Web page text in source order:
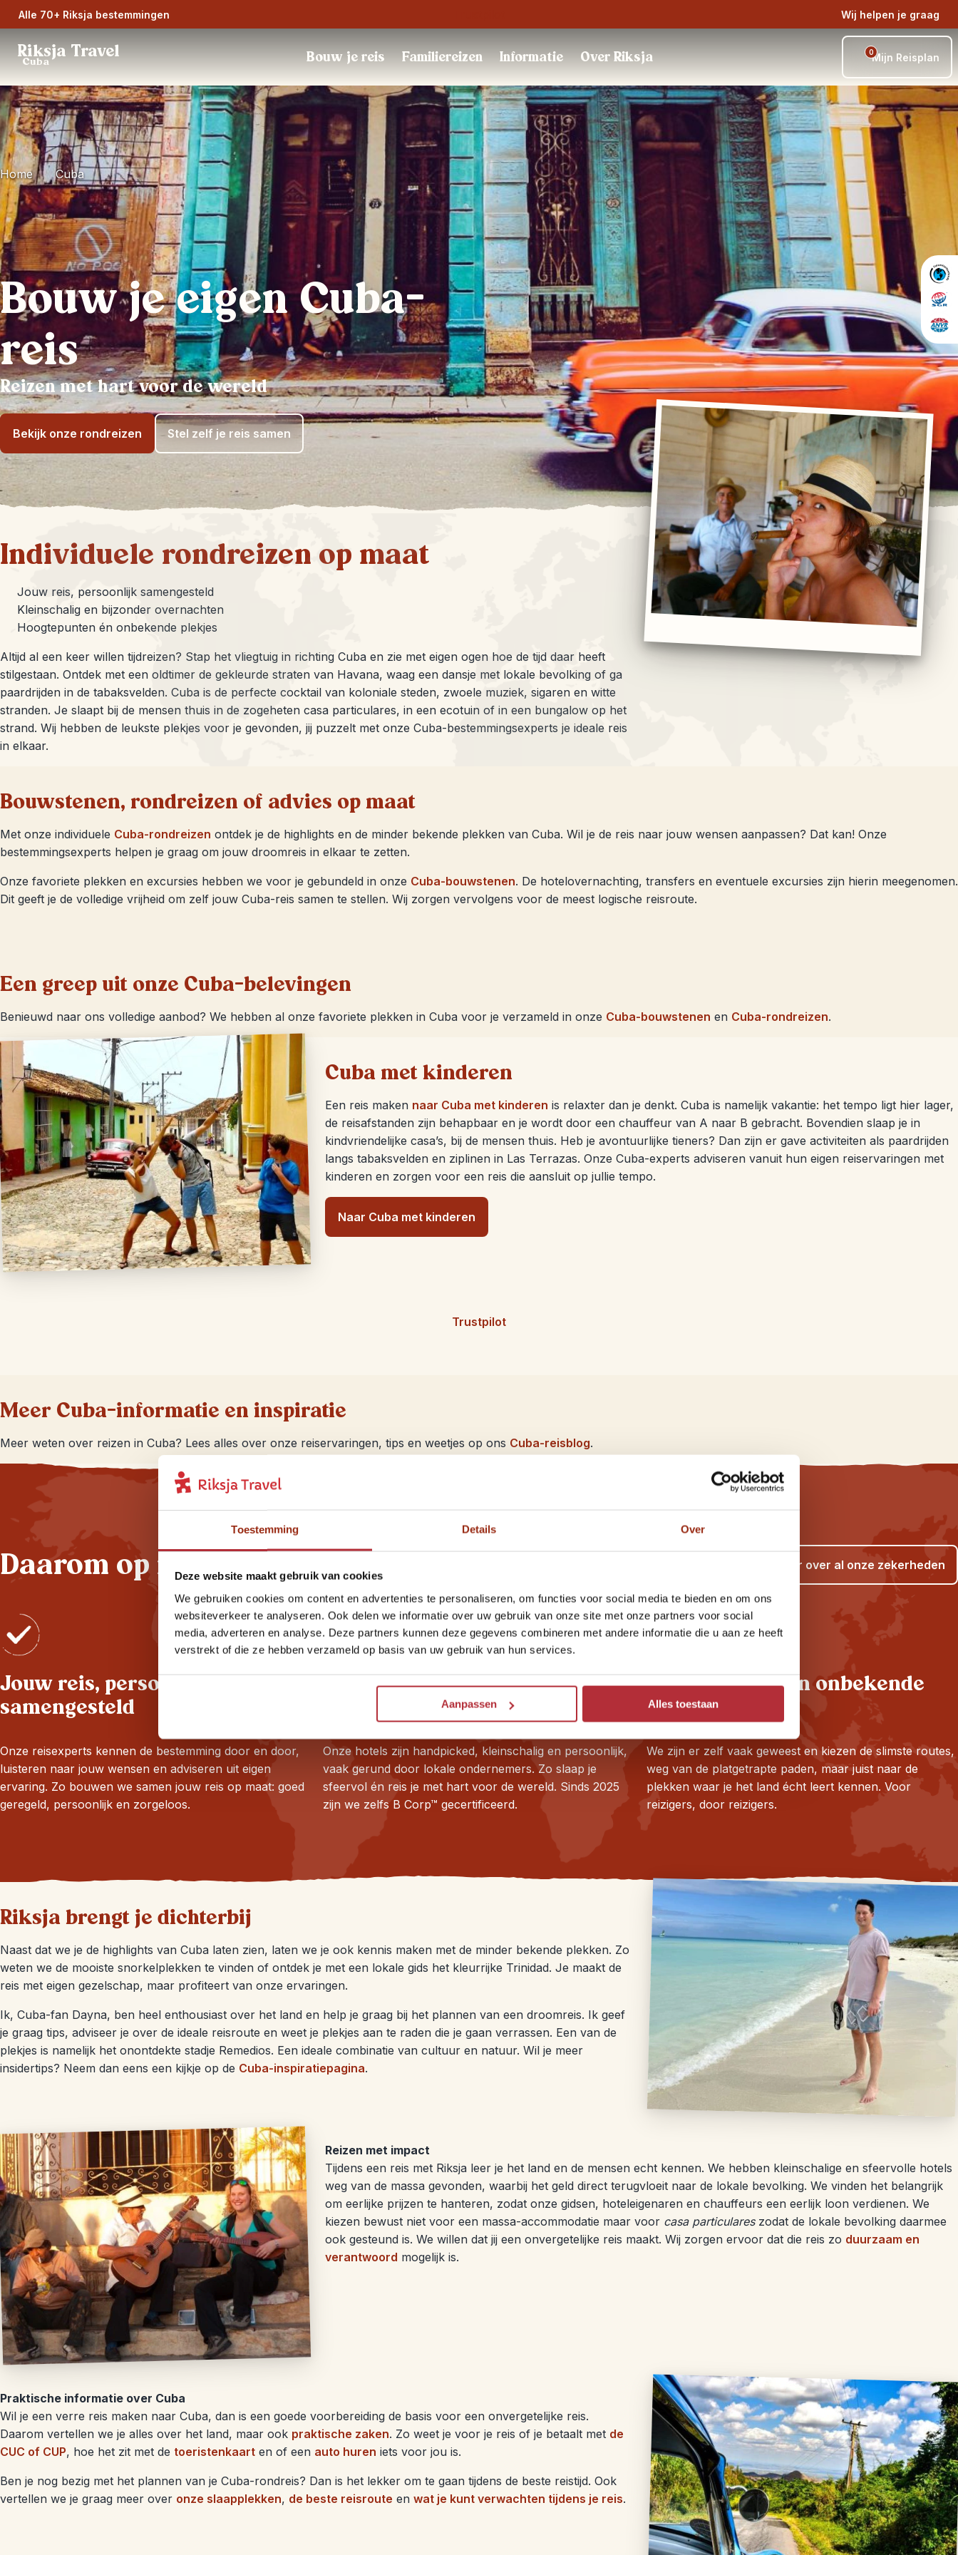
Toestemming Details Over
Deze website maakt gebruik van cookies
We gebruiken cookies om content en advertenties te personaliseren, om functies voor social media te bieden en om ons
websiteverkeer te analyseren. Ook delen we informatie over uw gebruik van onze site met onze partners voor social
media, adverteren en analyse. Deze partners kunnen deze gegevens combineren met andere informatie die u aan ze heeft
verstrekt of die ze hebben verzameld op basis van uw gebruik van hun services.
Aanpassen Alles toestaan
Alle 70+ Riksja bestemmingen Wij helpen je graag
Riksja Travel
Cuba Bouw je reis Familiereizen Informatie Over Riksja 0Mijn Reisplan
Home Cuba
Bouw je eigen Cuba-
reis
Reizen met hart voor de wereld
Bekijk onze rondreizen Stel zelf je reis samen
Individuele rondreizen op maat
Jouw reis, persoonlijk samengesteld
Kleinschalig en bijzonder overnachten
Hoogtepunten én onbekende plekjes
Altijd al een keer willen tijdreizen? Stap het vliegtuig in richting Cuba en zie met eigen ogen hoe de tijd daar heeft
stilgestaan. Ontdek met een oldtimer de gekleurde straten van Havana, waag een dansje met lokale bevolking of ga
paardrijden in de tabaksvelden. Cuba is de perfecte cocktail van koloniale steden, zwoele muziek, sigaren en witte
stranden. Je slaapt bij de mensen thuis in de zogeheten casa particulares, in een ecotuin of in een bungalow op het
strand. Wij hebben de leukste plekjes voor je gevonden, jij puzzelt met onze Cuba-bestemmingsexperts je ideale reis
in elkaar.
Bouwstenen, rondreizen of advies op maat
Met onze individuele Cuba-rondreizen ontdek je de highlights en de minder bekende plekken van Cuba. Wil je de reis naar jouw wensen aanpassen? Dat kan! Onze
bestemmingsexperts helpen je graag om jouw droomreis in elkaar te zetten.
Onze favoriete plekken en excursies hebben we voor je gebundeld in onze Cuba-bouwstenen. De hotelovernachting, transfers en eventuele excursies zijn hierin meegenomen.
Dit geeft je de volledige vrijheid om zelf jouw Cuba-reis samen te stellen. Wij zorgen vervolgens voor de meest logische reisroute.
Een greep uit onze Cuba-belevingen
Benieuwd naar ons volledige aanbod? We hebben al onze favoriete plekken in Cuba voor je verzameld in onze Cuba-bouwstenen en Cuba-rondreizen.
Cuba met kinderen
Een reis maken naar Cuba met kinderen is relaxter dan je denkt. Cuba is namelijk vakantie: het tempo ligt hier lager,
de reisafstanden zijn behapbaar en je wordt door een chauffeur van A naar B gebracht. Bovendien slaap je in
kindvriendelijke casa’s, bij de mensen thuis. Heb je avontuurlijke tieners? Dan zijn er gave activiteiten als paardrijden
langs tabaksvelden en ziplinen in Las Terrazas. Onze Cuba-experts adviseren vanuit hun eigen reiservaringen met
kinderen en zorgen voor een reis die aansluit op jullie tempo.
Naar Cuba met kinderen
Trustpilot
Meer Cuba-informatie en inspiratie
Meer weten over reizen in Cuba? Lees alles over onze reiservaringen, tips en weetjes op ons Cuba-reisblog.
Daarom op reis met Riksja Travel Lees meer over al onze zekerheden
Jouw reis, persoonlijk
samengesteld
Onze reisexperts kennen de bestemming door en door,
luisteren naar jouw wensen en adviseren uit eigen
ervaring. Zo bouwen we samen jouw reis op maat: goed
geregeld, persoonlijk en zorgeloos.
Kleinschalig en bijzonder
overnachten
Onze hotels zijn handpicked, kleinschalig en persoonlijk,
vaak gerund door lokale ondernemers. Zo slaap je
sfeervol én reis je met hart voor de wereld. Sinds 2025
zijn we zelfs B Corp™ gecertificeerd.
Hoogtepunten én onbekende
plekjes
We zijn er zelf vaak geweest en kiezen de slimste routes,
weg van de platgetrapte paden, maar juist naar de
plekken waar je het land écht leert kennen. Voor
reizigers, door reizigers.
Riksja brengt je dichterbij
Naast dat we je de highlights van Cuba laten zien, laten we je ook kennis maken met de minder bekende plekken. Zo
weten we de mooiste snorkelplekken te vinden of ontdek je met een lokale gids het kleurrijke Trinidad. Je maakt de
reis met eigen gezelschap, maar profiteert van onze ervaringen.
Ik, Cuba-fan Dayna, ben heel enthousiast over het land en help je graag bij het plannen van een droomreis. Ik geef
je graag tips, adviseer je over de ideale reisroute en weet je plekjes aan te raden die je gaan verrassen. Een van de
plekjes is namelijk het onontdekte stadje Remedios. Een ideale combinatie van cultuur en natuur. Wil je meer
insidertips? Neem dan eens een kijkje op de Cuba-inspiratiepagina.
Reizen met impact
Tijdens een reis met Riksja leer je het land en de mensen echt kennen. We hebben kleinschalige en sfeervolle hotels
weg van de massa gevonden, waarbij het geld direct terugvloeit naar de lokale bevolking. We vinden het belangrijk
om eerlijke prijzen te hanteren, zodat onze gidsen, hoteleigenaren en chauffeurs een eerlijk loon verdienen. We
kiezen bewust niet voor een massa-accommodatie maar voor casa particulareszodat de lokale bevolking daarmee
ook gesteund is. We willen dat jij een onvergetelijke reis maakt. Wij zorgen ervoor dat die reis zo duurzaam en
verantwoord mogelijk is.
Praktische informatie over Cuba
Wil je een verre reis maken naar Cuba, dan is een goede voorbereiding de basis voor een onvergetelijke reis.
Daarom vertellen we je alles over het land, maar ook praktische zaken. Zo weet je voor je reis of je betaalt met de
CUC of CUP, hoe het zit met de toeristenkaart en of een auto huren iets voor jou is.
Ben je nog bezig met het plannen van je Cuba-rondreis? Dan is het lekker om te gaan tijdens de beste reistijd. Ook
vertellen we je graag meer over onze slaapplekken, de beste reisroute en wat je kunt verwachten tijdens je reis.